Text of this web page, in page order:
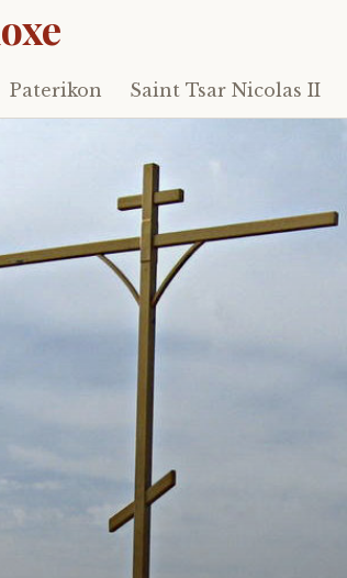
Paterikon Saint Tsar Nicolas II